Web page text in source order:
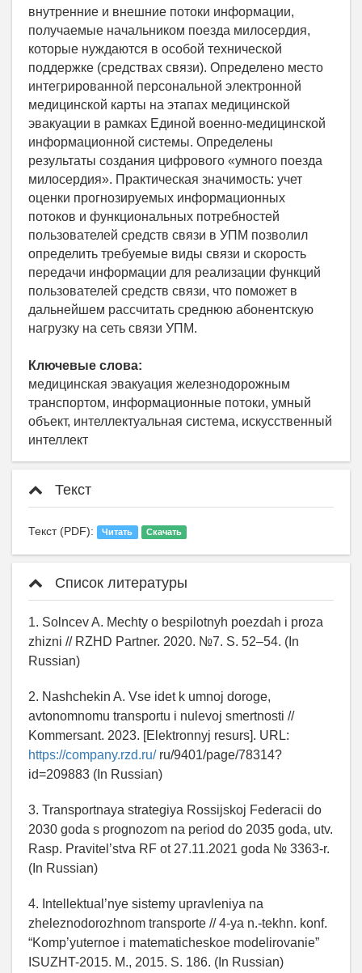
внутренние и внешние потоки информации,
получаемые начальником поезда милосердия,
которые нуждаются в особой технической
поддержке (средствах связи). Определено место
интегрированной персональной электронной
медицинской карты на этапах медицинской
эвакуации в рамках Единой военно-медицинской
информационной системы. Определены
результаты создания цифрового «умного поезда
милосердия». Практическая значимость: учет
оценки прогнозируемых информационных
потоков и функциональных потребностей
пользователей средств связи в УПМ позволил
определить требуемые виды связи и скорость
передачи информации для реализации функций
пользователей средств связи, что поможет в
дальнейшем рассчитать среднюю абонентскую
нагрузку на сеть связи УПМ.
Ключевые слова:
медицинская эвакуация железнодорожным
транспортом, информационные потоки, умный
объект, интеллектуальная система, искусственный
интеллект
Текст
Текст (PDF): Читать Скачать
Список литературы
1. Solncev A. Mechty o bespilotnyh poezdah i proza
zhizni // RZHD Partner. 2020. №7. S. 52–54. (In
Russian)
2. Nashchekin A. Vse idet k umnoj doroge,
avtonomnomu transportu i nulevoj smertnosti //
Kommersant. 2023. [Elektronnyj resurs]. URL:
https://company.rzd.ru/ru/9401/page/78314?
id=209883 (In Russian)
3. Transportnaya strategiya Rossijskoj Federacii do
2030 goda s prognozom na period do 2035 goda, utv.
Rasp. Pravitel’stva RF ot 27.11.2021 goda № 3363-r.
(In Russian)
4. Intellektual’nye sistemy upravleniya na
zheleznodorozhnom transporte // 4-ya n.-tekhn. konf.
“Komp’yuternoe i matematicheskoe modelirovanie”
ISUZHT-2015. M., 2015. S. 186. (In Russian)